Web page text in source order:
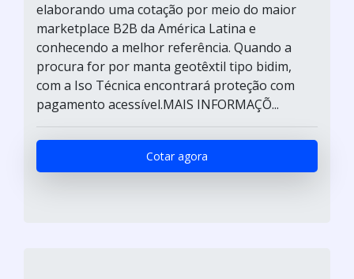
elaborando uma cotação por meio do maior
marketplace B2B da América Latina e
conhecendo a melhor referência. Quando a
procura for por manta geotêxtil tipo bidim,
com a Iso Técnica encontrará proteção com
pagamento acessível.MAIS INFORMAÇÕ...
Cotar agora